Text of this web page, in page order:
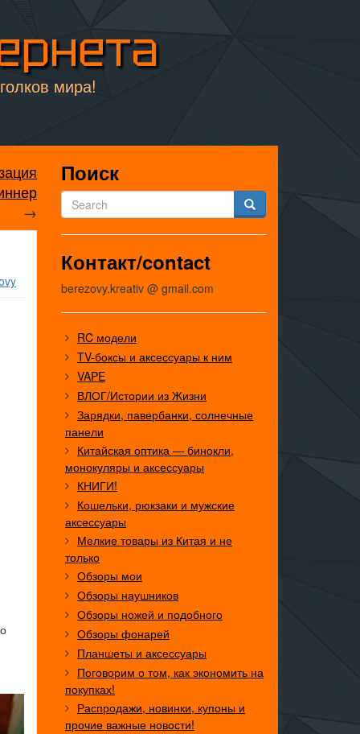
мира!
→
Поиск
Контакт/contact
berezovy.kreativ @ gmail.com
RC модели
TV-боксы и аксессуары к ним
VAPE
ВЛОГ/Истории из Жизни
Зарядки, павербанки, солнечные
панели
Китайская оптика — бинокли,
монокуляры и аксессуары
КНИГИ!
Кошельки, рюкзаки и мужские
аксессуары
Мелкие товары из Китая и не
только
Обзоры мои
Обзоры наушников
Обзоры ножей и подобного
Обзоры фонарей
Планшеты и аксессуары
Поговорим о том, как экономить на
покупках!
Распродажи, новинки, купоны и
прочие важные новости!